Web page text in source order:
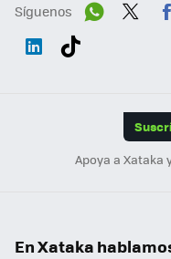
Síguenos
Apoya a Xataka
En Xataka